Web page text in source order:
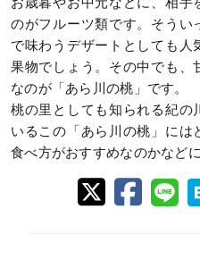
のがフルーツ類です。そうい
で味わうデザートとしても人
果物でしょう。その中でも、
なのが「あら川の桃」です。
桃の里としても知られる紀の
いるこの「あら川の桃」には
食べ方がおすすめなのかなど